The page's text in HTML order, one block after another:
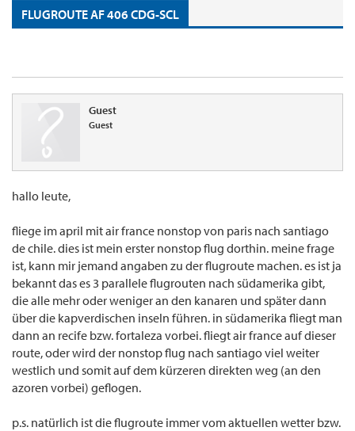
FLUGROUTE AF 406 CDG-SCL
Guest
Guest
hallo leute,
fliege im april mit air france nonstop von paris nach santiago
de chile. dies ist mein erster nonstop flug dorthin. meine frage
ist, kann mir jemand angaben zu der flugroute machen. es ist ja
bekannt das es 3 parallele flugrouten nach südamerika gibt,
die alle mehr oder weniger an den kanaren und später dann
über die kapverdischen inseln führen. in südamerika fliegt man
dann an recife bzw. fortaleza vorbei. fliegt air france auf dieser
route, oder wird der nonstop flug nach santiago viel weiter
westlich und somit auf dem kürzeren direkten weg (an den
azoren vorbei) geflogen.
p.s. natürlich ist die flugroute immer vom aktuellen wetter bzw.